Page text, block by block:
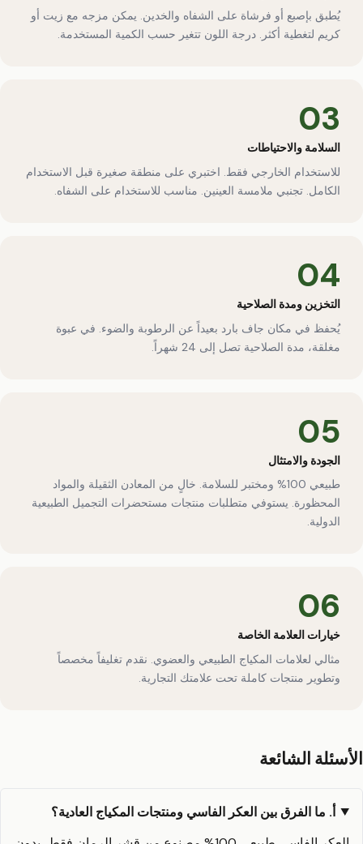
يُطبق بإصبع أو فرشاة على الشفاه والخدين. يمكن مزجه مع زيت أو
كريم لتغطية أكثر. درجة اللون تتغير حسب الكمية المستخدمة.
03
السلامة والاحتياطات
للاستخدام الخارجي فقط. اختبري على منطقة صغيرة قبل الاستخدام
الكامل. تجنبي ملامسة العينين. مناسب للاستخدام على الشفاه.
04
التخزين ومدة الصلاحية
يُحفظ في مكان جاف بارد بعيداً عن الرطوبة والضوء. في عبوة
مغلقة، مدة الصلاحية تصل إلى 24 شهراً.
05
الجودة والامتثال
طبيعي 100% ومختبر للسلامة. خالٍ من المعادن الثقيلة والمواد
المحظورة. يستوفي متطلبات منتجات مستحضرات التجميل الطبيعية
الدولية.
06
خيارات العلامة الخاصة
مثالي لعلامات المكياج الطبيعي والعضوي. نقدم تغليفاً مخصصاً
وتطوير منتجات كاملة تحت علامتك التجارية.
الأسئلة الشائعة
أ. ما الفرق بين العكر الفاسي ومنتجات المكياج العادية؟